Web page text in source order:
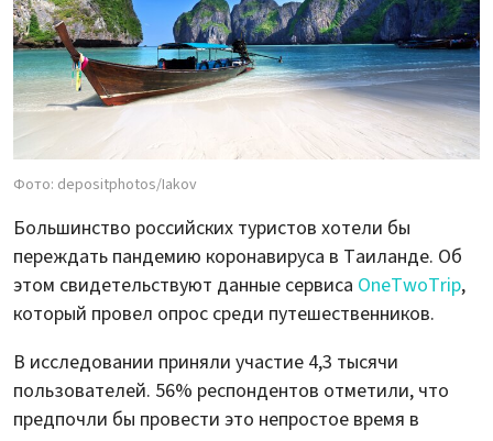
Фото: depositphotos/Iakov
Большинство российских туристов хотели бы
переждать пандемию коронавируса в Таиланде. Об
этом свидетельствуют данные сервиса OneTwoTrip,
который провел опрос среди путешественников.
В исследовании приняли участие 4,3 тысячи
пользователей. 56% респондентов отметили, что
предпочли бы провести это непростое время в